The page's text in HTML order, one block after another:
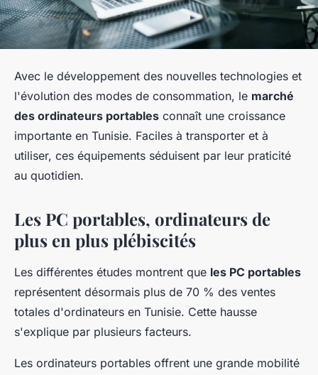
Avec le développement des nouvelles technologies et
l'évolution des modes de consommation, le marché
des ordinateurs portables connaît une croissance
importante en Tunisie. Faciles à transporter et à
utiliser, ces équipements séduisent par leur praticité
au quotidien.
Les PC portables, ordinateurs de
plus en plus plébiscités
Les différentes études montrent que les PC portables
représentent désormais plus de 70 % des ventes
totales d'ordinateurs en Tunisie. Cette hausse
s'explique par plusieurs facteurs.
Les ordinateurs portables offrent une grande mobilité